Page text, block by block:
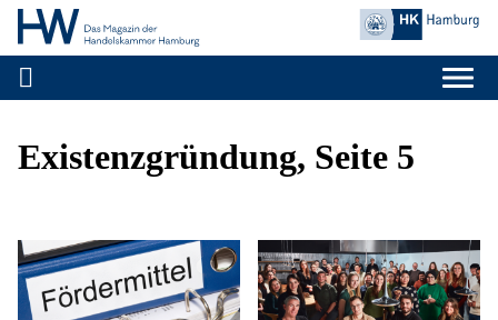
Handelskammer
Existenzgründung, Seite 5